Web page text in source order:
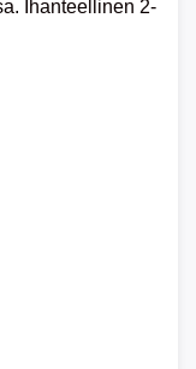
Ihanteellinen 2-